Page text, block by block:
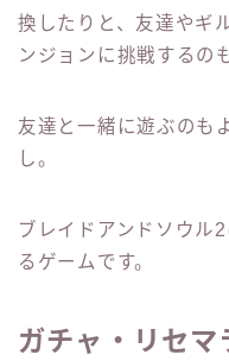
換したりと、友達やギ
ンジョンに挑戦するの
友達と一緒に遊ぶのも
し。
ブレイドアンドソウル
るゲームです。
ガチャ・リセマ